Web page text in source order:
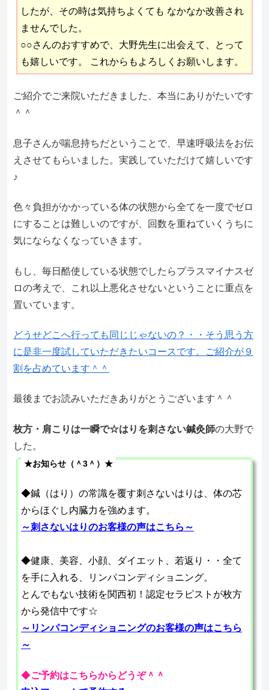
したが、その時は気持ちよくても なかなか改善され
ませんでした。
○○さんのおすすめで、大野先生に出会えて、とって
も嬉しいです。 これからもよろしくお願いします。
ご紹介でご来院いただきました、本当にありがたいです
＾＾
息子さんが喘息持ちだということで、早速呼吸法をお伝
えさせてもらいました。実践していただけて嬉しいです
♪
色々負担がかかっている体の状態から全てを一度でゼロ
にすることは難しいのですが、回数を重ねていくうちに
気にならなくなっていきます。
もし、毎日酷使している状態でしたらプラスマイナスゼ
ロの考えで、これ以上悪化させないということに重点を
置いています。
どうせどこへ行っても同じじゃないの？・・そう思う方
に是非一度試していただきたいコースです。ご紹介が９
割を占めています＾＾
最後までお読みいただきありがとうございます＾＾
枚方・肩こりは一瞬で☆はりを刺さない鍼灸師の大野で
した。
★お知らせ（＾3＾）★
◆鍼（はり）の常識を覆す刺さないはりは、体の芯
からほぐし内臓力を強めます。
～刺さないはりのお客様の声はこちら～
◆健康、美容、小顔、ダイエット、若返り・・全て
を手に入れる、リンパコンディショニング。
とんでもない技術を関西初！認定セラピストが枚方
から発信中です☆
～リンパコンディショニングのお客様の声はこちら
～
◆ご予約はこちらからどうぞ＾＾